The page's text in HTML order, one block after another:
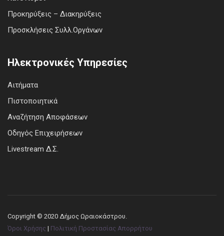
Προκηρύξεις – Διακηρύξεις
Προσκλήσεις Συλλ.Οργάνων
Ηλεκτρονικές Υπηρεσίες
Αιτήματα
Πιστοποιητικά
Αναζήτηση Αποφάσεων
Οδηγός Επιχειρήσεων
Livestream Δ.Σ.
Copyright © 2020 Δήμος Ωραιοκάστρου.
Όροι Χρήσης | Πολιτική Προστασίας Απορρήτου